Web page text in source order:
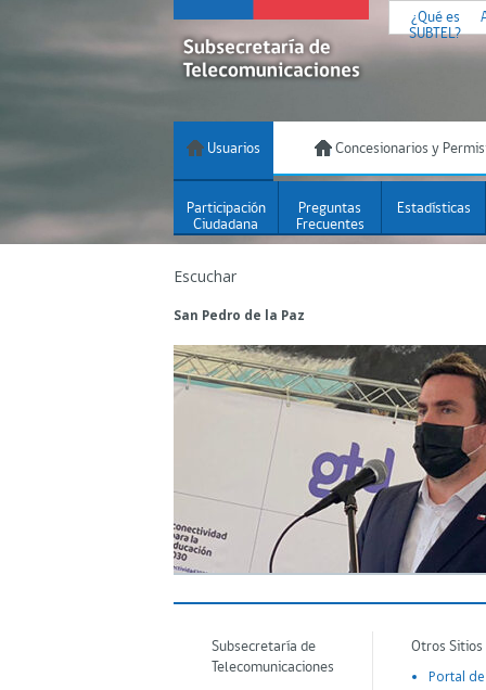
¿Qué es
SUBTEL?
Usuarios Concesionarios y
Participación
Ciudadana
Preguntas
Frecuentes
Estadísticas
Escuchar
San Pedro de la Paz
Subsecretaría de
Telecomunicaciones
Otros
Portal